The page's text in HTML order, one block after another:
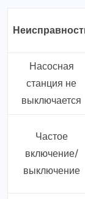
Насосная
станция не
выключается
Частое
включение/
выключение